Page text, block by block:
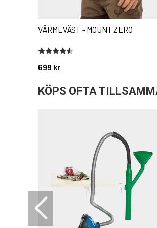
VÄRMEVÄST - MOUNT ZERO
699 kr
Betyg:
4.7 utav 5 stjärnor
KÖPS OFTA